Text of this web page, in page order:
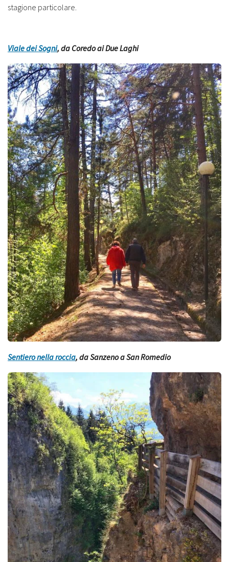
stagione particolare.
Viale dei Sogni, da Coredo ai Due Laghi
Sentiero nella roccia, da Sanzeno a San Romedio